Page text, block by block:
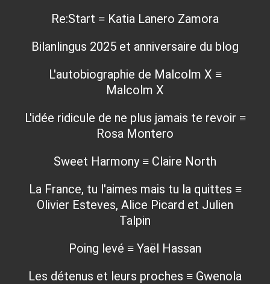
Re:Start ≡ Katia Lanero Zamora
Bilanlingus 2025 et anniversaire du blog
L'autobiographie de Malcolm X ≡
Malcolm X
L'idée ridicule de ne plus jamais te revoir ≡
Rosa Montero
Sweet Harmony ≡ Claire North
La France, tu l'aimes mais tu la quittes ≡
Olivier Esteves, Alice Picard et Julien
Talpin
Poing levé ≡ Yaël Hassan
Les détenus et leurs proches ≡ Gwenola